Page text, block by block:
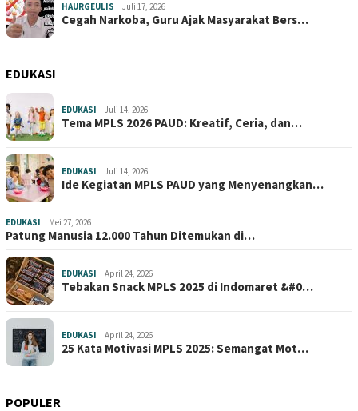
HAURGEULIS Juli 17, 2026
Cegah Narkoba, Guru Ajak Masyarakat Bers…
EDUKASI
EDUKASI Juli 14, 2026
Tema MPLS 2026 PAUD: Kreatif, Ceria, dan…
EDUKASI Juli 14, 2026
Ide Kegiatan MPLS PAUD yang Menyenangkan…
EDUKASI Mei 27, 2026
Patung Manusia 12.000 Tahun Ditemukan di…
EDUKASI April 24, 2026
Tebakan Snack MPLS 2025 di Indomaret &#0…
EDUKASI April 24, 2026
25 Kata Motivasi MPLS 2025: Semangat Mot…
POPULER